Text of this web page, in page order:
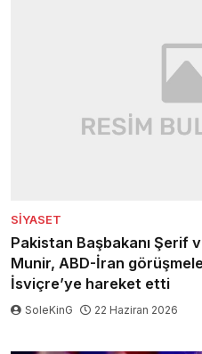
SIYASET
Pakistan Başbakanı Şerif
Munir, ABD-İran
İsviçre’ye hareket etti
SoleKinG 22 Haziran 2026